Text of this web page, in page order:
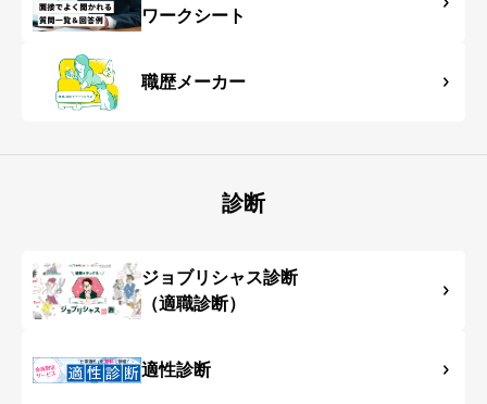
ワークシート
職歴メーカー
診断
ジョブリシャス診断
（適職診断）
適性診断